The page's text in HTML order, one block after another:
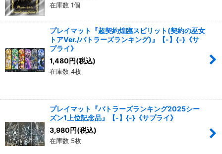
在庫数 1個
プレイマット『超契約煌臨スピリット(契約の巫女
トアVer./バトラーズランキング)』【-】{-}《サ
プライ》
1,480円(税込)
在庫数 4枚
プレイマット『バトラーズランキング2025シー
ズン1上位記念品』【-】{-}《サプライ》
3,980円(税込)
在庫数 5枚